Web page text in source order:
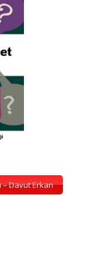
– Davut Erkan